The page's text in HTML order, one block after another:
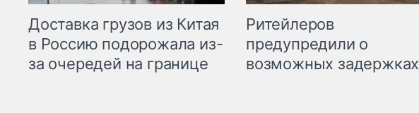
Доставка грузов из Китая
в Россию подорожала из-
за очередей на границе
Ритейлеров
предупредили о
возможных задержках